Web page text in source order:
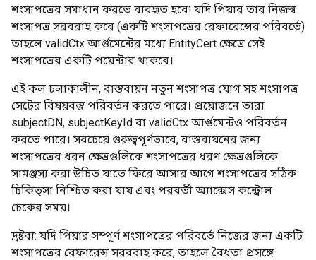
শংসাপত্রের সমাধান করতে ব্যবহৃত হবে৷ যদি পিয়ার তার নিজস্ব
শংসাপত্র সরবরাহ করে (একটি শংসাপত্রের রেফারেন্সের পরিবর্তে)
তাহলে validCtx আর্গুমেন্টের মধ্যে EntityCert ক্ষেত্রে সেই
শংসাপত্রের একটি পয়েন্টার থাকবে।
এই কল চলাকালীন, বাস্তবায়ন নতুন শংসাপত্র যোগ সহ শংসাপত্র
সেটের বিষয়বস্তু পরিবর্তন করতে পারে। প্রয়োজনে তারা
subjectDN, subjectKeyId বা validCtx আর্গুমেন্টও পরিবর্তন
করতে পারে। সবচেয়ে গুরুত্বপূর্ণভাবে, বাস্তবায়নের জন্য
শংসাপত্রের ধরন ক্ষেত্রগুলিকে শংসাপত্রের ধরণ ক্ষেত্রগুলিকে
সামঞ্জস্য করা উচিত যাতে ফিরে আসার আগে শংসাপত্রের সঠিক
চিকিত্সা নিশ্চিত করা যায় এবং পরবর্তী অ্যাক্সেস কন্ট্রোল
চেকের সময়।
দ্রষ্টব্য: যদি পিয়ার সম্পূর্ণ শংসাপত্রের পরিবর্তে নিজের জন্য একটি
শংসাপত্রের রেফারেন্স সরবরাহ করে, তাহলে বৈধতা প্রসঙ্গে